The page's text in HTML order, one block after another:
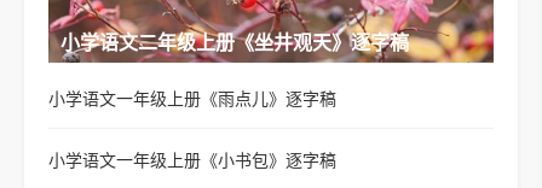
小学语文二年级上册《坐井观天》逐字稿
小学语文一年级上册《雨点儿》逐字稿
小学语文一年级上册《小书包》逐字稿